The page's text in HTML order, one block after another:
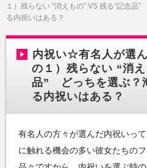
１）残らない “消えもの” VS 残る“記念品
る内祝いはある？
内祝い☆有名人が選
の１）残らない “消
品” どっちを選ぶ？
る内祝いはある？
有名人の方々が選んだ内祝いっ
に触れる機会の多い彼女たちの